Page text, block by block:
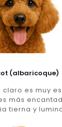
(albaricoque)
es muy
más
tierna y